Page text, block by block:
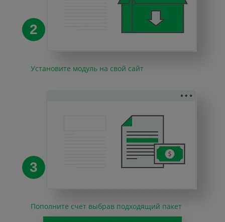
2
Установите модуль на свой сайт
3
Пополните счет выбрав подходящий пакет